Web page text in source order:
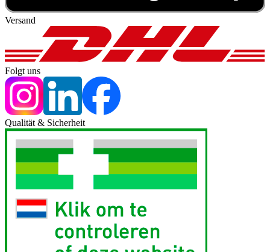
Versand
Folgt uns
Qualität & Sicherheit